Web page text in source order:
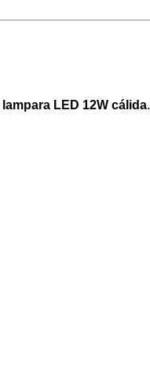
lampara LED 12W cálida.